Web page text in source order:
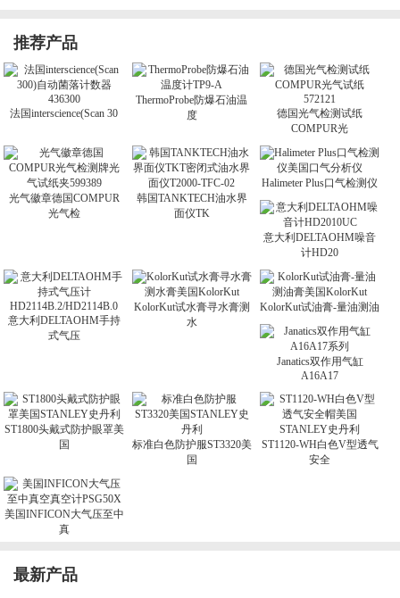
推荐产品
法国interscience(Scan 30
ThermoProbe防爆石油温
度
德国光气检测试纸
COMPUR光
光气徽章德国COMPUR
光气检
韩国TANKTECH油水界
面仪TK
Halimeter Plus口气检测仪
意大利DELTAOHM噪音
计HD20
意大利DELTAOHM手持
式气压
KolorKut试水膏寻水膏测
水
KolorKut试油膏-量油测油
Janatics双作用气缸
A16A17
ST1800头戴式防护眼罩美
国
标准白色防护服ST3320美
国
ST1120-WH白色V型透气
安全
美国INFICON大气压至中
真
最新产品